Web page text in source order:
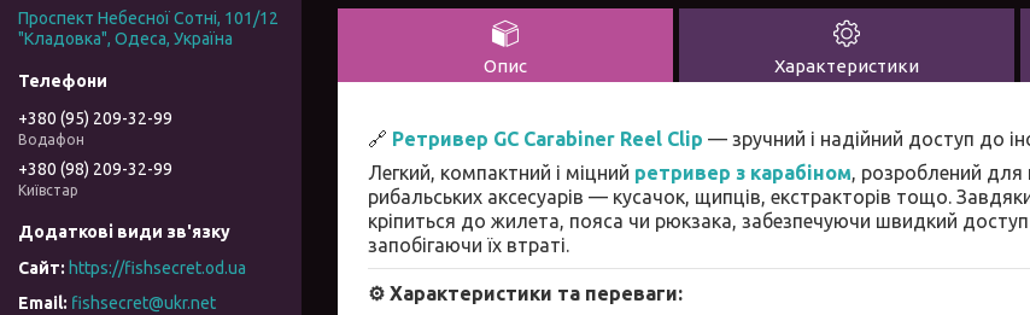
Опис Характеристики
🔗 Ретривер GC Carabiner Reel Clip — зручний і надійний доступ до
Легкий, компактний і міцний ретривер з карабіном, розроблений для
рибальських аксесуарів — кусачок, щипців, екстракторів тощо.
кріпиться до жилета, пояса чи рюкзака, забезпечуючи швидкий доступ
запобігаючи їх втраті.
⚙️ Характеристики та переваги:
Проспект Небесної Сотні, 101/12
"Кладовка", Одеса, Україна
+380 (95) 209-32-99
Водафон
+380 (98) 209-32-99
Київстар
https://fishsecret.od.ua
fishsecret@ukr.net